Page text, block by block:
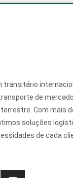
transitário
de
Com mais
soluções
de cada